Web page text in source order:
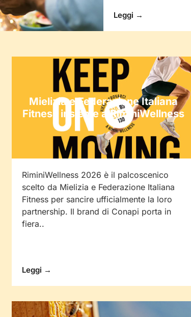
Leggi →
Mielizia e Federazione Italiana
Fitness insieme a RiminiWellness
RiminiWellness 2026 è il palcoscenico
scelto da Mielizia e Federazione Italiana
Fitness per sancire ufficialmente la loro
partnership. Il brand di Conapi porta in
fiera..
Leggi →